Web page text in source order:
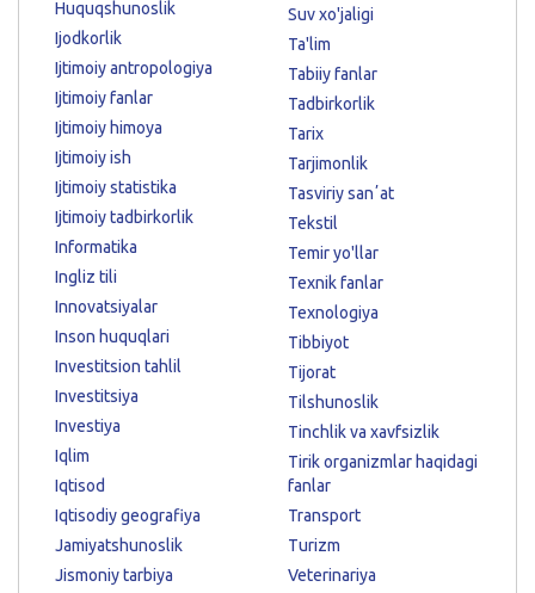
Huquqshunoslik
Ijodkorlik
Ijtimoiy antropologiya
Ijtimoiy fanlar
Ijtimoiy himoya
Ijtimoiy ish
Ijtimoiy statistika
Ijtimoiy tadbirkorlik
Informatika
Ingliz tili
Innovatsiyalar
Inson huquqlari
Investitsion tahlil
Investitsiya
Investiya
Iqlim
Iqtisod
Iqtisodiy geografiya
Jamiyatshunoslik
Jismoniy tarbiya
Suv xo'jaligi
Ta'lim
Tabiiy fanlar
Tadbirkorlik
Tarix
Tarjimonlik
Tasviriy sanʼat
Tekstil
Temir yo'llar
Texnik fanlar
Texnologiya
Tibbiyot
Tijorat
Tilshunoslik
Tinchlik va xavfsizlik
Tirik organizmlar haqidagi
fanlar
Transport
Turizm
Veterinariya